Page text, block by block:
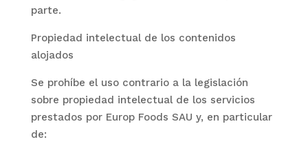
parte.
Propiedad intelectual de los contenidos
alojados
Se prohíbe el uso contrario a la legislación
sobre propiedad intelectual de los servicios
prestados por Europ Foods SAU y, en particular
de: